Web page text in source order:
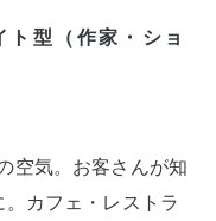
ト型（作家・ショ
空気。お客さんが知
カフェ・レストラ